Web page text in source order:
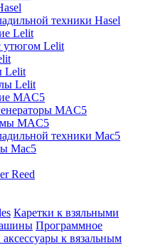
техники Hasel
Lelit
утюгом Lelit
Lelit
Lelit
MAC5
MAC5
MAC5
техники Mac5
Mac5
Reed
Каретки к взяльными
Программное
аксессуары к вязальным